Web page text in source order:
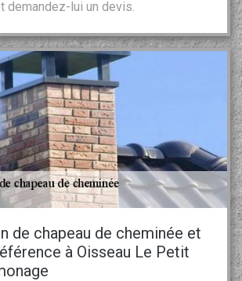
demandez-lui un devis.
de chapeau de cheminée et
à Oisseau Le Petit